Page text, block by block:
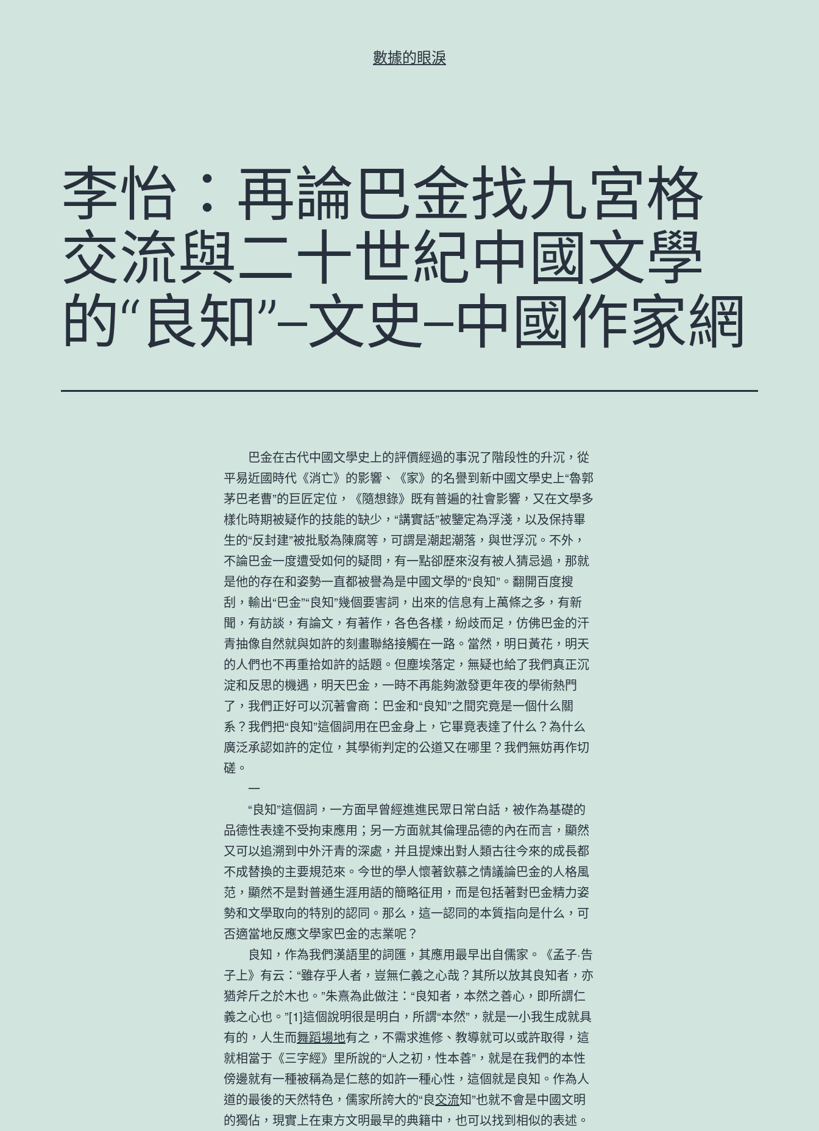
數據的眼淚
李怡：再論巴金找九宮格
交流與二十世紀中國文學
的“良知”–文史–中國作家網
巴金在古代中國文學史上的評價經過的事況了階段性的升沉，從
平易近國時代《消亡》的影響、《家》的名譽到新中國文學史上“魯郭
茅巴老曹”的巨匠定位，《隨想錄》既有普遍的社會影響，又在文學多
樣化時期被疑作的技能的缺少，“講實話”被鑒定為浮淺，以及保持畢
生的“反封建”被批駁為陳腐等，可謂是潮起潮落，與世浮沉。不外，
不論巴金一度遭受如何的疑問，有一點卻歷來沒有被人猜忌過，那就
是他的存在和姿勢一直都被譽為是中國文學的“良知”。翻開百度搜
刮，輸出“巴金”“良知”幾個要害詞，出來的信息有上萬條之多，有新
聞，有訪談，有論文，有著作，各色各樣，紛歧而足，仿佛巴金的汗
青抽像自然就與如許的刻畫聯絡接觸在一路。當然，明日黃花，明天
的人們也不再重拾如許的話題。但塵埃落定，無疑也給了我們真正沉
淀和反思的機遇，明天巴金，一時不再能夠激發更年夜的學術熱門
了，我們正好可以沉著會商：巴金和“良知”之間究竟是一個什么關
系？我們把“良知”這個詞用在巴金身上，它畢竟表達了什么？為什么
廣泛承認如許的定位，其學術判定的公道又在哪里？我們無妨再作切
磋。
一
“良知”這個詞，一方面早曾經進進民眾日常白話，被作為基礎的
品德性表達不受拘束應用；另一方面就其倫理品德的內在而言，顯然
又可以追溯到中外汗青的深處，并且提煉出對人類古往今來的成長都
不成替換的主要規范來。今世的學人懷著欽慕之情議論巴金的人格風
范，顯然不是對普通生涯用語的簡略征用，而是包括著對巴金精力姿
勢和文學取向的特別的認同。那么，這一認同的本質指向是什么，可
否適當地反應文學家巴金的志業呢？
良知，作為我們漢語里的詞匯，其應用最早出自儒家。《孟子·告
子上》有云：“雖存乎人者，豈無仁義之心哉？其所以放其良知者，亦
猶斧斤之於木也。”朱熹為此做注：“良知者，本然之善心，即所謂仁
義之心也。”[1]這個說明很是明白，所謂“本然”，就是一小我生成就具
有的，人生而舞蹈場地有之，不需求進修、教導就可以或許取得，這
就相當于《三字經》里所說的“人之初，性本善”，就是在我們的本性
傍邊就有一種被稱為是仁慈的如許一種心性，這個就是良知。作為人
道的最後的天然特色，儒家所誇大的“良交流知”也就不會是中國文明
的獨佔，現實上在東方文明最早的典籍中，也可以找到相似的表述。